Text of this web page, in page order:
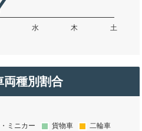
両種別割合